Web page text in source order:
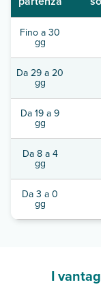
Fino a 30
gg
Da 29 a 20
gg
Da 19 a 9
gg
Da 8 a 4
gg
Da 3 a 0
gg
I